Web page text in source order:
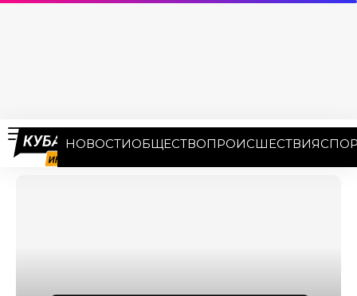
НОВОСТИОБЩЕСТВОПРОИСШЕСТВИЯ